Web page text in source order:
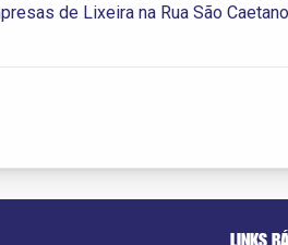
de Lixeira na Rua São Caetano
LINKS